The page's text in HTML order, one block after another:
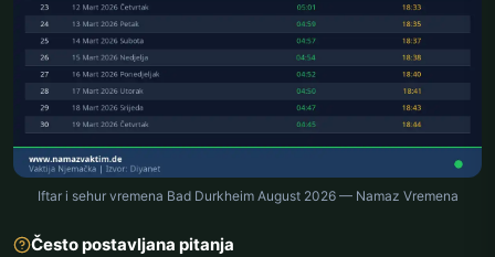
Iftar i sehur vremena Bad Durkheim August 2026 — Namaz Vremena
Često postavljana pitanja